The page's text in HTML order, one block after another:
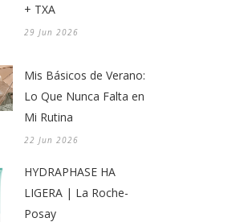
+ TXA
29 Jun 2026
Mis Básicos de Verano:
Lo Que Nunca Falta en
Mi Rutina
22 Jun 2026
HYDRAPHASE HA
LIGERA | La Roche-
Posay